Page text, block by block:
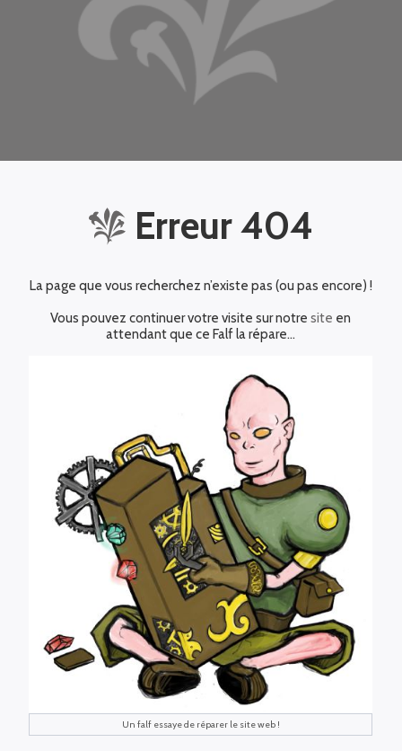
Erreur 404
La page que vous recherchez n’existe pas (ou pas encore) !
Vous pouvez continuer votre visite sur notresite en
attendant que ce Falf la répare…
Un falf essaye de réparer le site web !